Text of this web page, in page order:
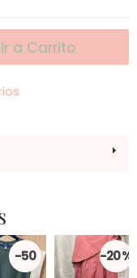
a Carrito
-50
-20 %